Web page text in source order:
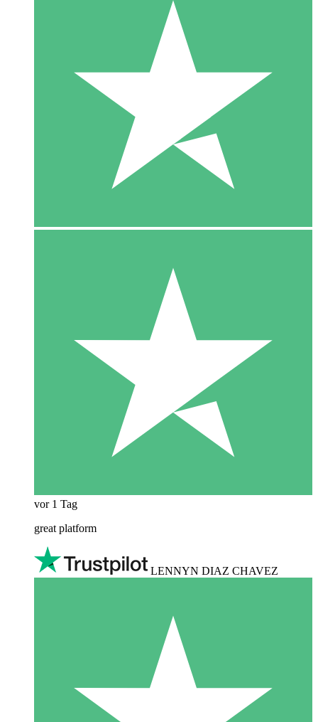
vor 1 Tag
great platform
LENNYN DIAZ CHAVEZ